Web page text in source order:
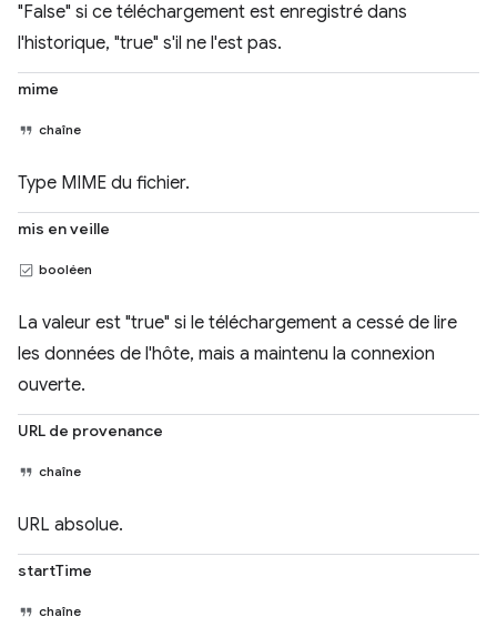
"False" si ce téléchargement est enregistré dans
l'historique, "true" s'il ne l'est pas.
mime
chaîne
Type MIME du fichier.
mis en veille
booléen
La valeur est "true" si le téléchargement a cessé de lire
les données de l'hôte, mais a maintenu la connexion
ouverte.
URL de provenance
chaîne
URL absolue.
startTime
chaîne